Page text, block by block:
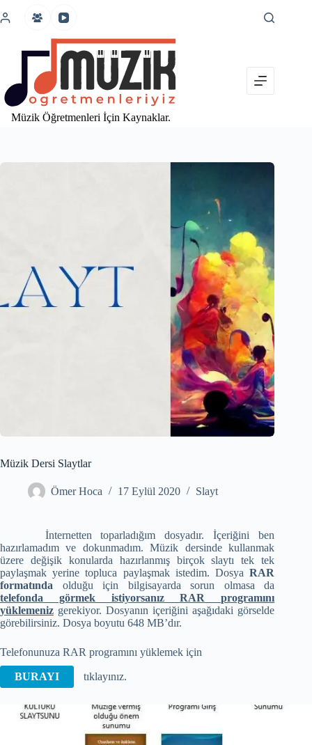
atla
Müzik Öğretmenleri İçin Kaynaklar.
Müzik Dersi Slaytlar
Ömer Hoca 17 Eylül 2020 Slayt
İnternetten toparladığım dosyadır. İçeriğini ben
hazırlamadım ve dokunmadım. Müzik dersinde kullanmak
üzere değişik konularda hazırlanmış birçok slaytı tek tek
paylaşmak yerine topluca paylaşmak istedim. DosyaRAR
formatında olduğu için bilgisayarda sorun olmasa da
telefonda görmek istiyorsanız RAR programını
yüklemeniz gerekiyor. Dosyanın içeriğini aşağıdaki görselde
görebilirsiniz. Dosya boyutu 648 MB’dır.
Telefonunuza RAR programını yüklemek için
BURAYI tıklayınız.